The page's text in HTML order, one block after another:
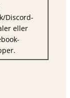
Discord-
eller